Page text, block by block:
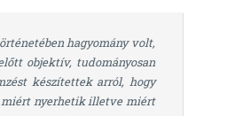
hagyomány volt,
objektív, tudományosan
készítettek arról, hogy
miért nyerhetik illetve miért